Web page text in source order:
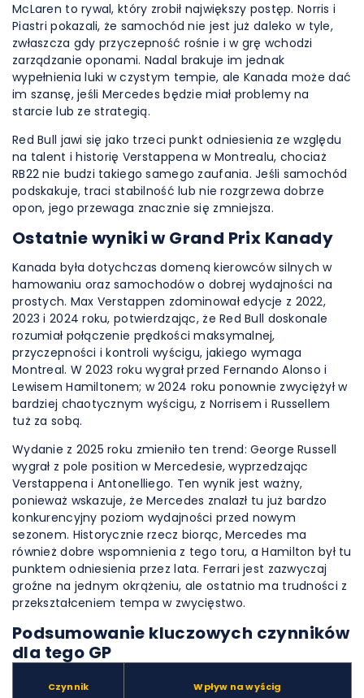
McLaren to rywal, który zrobił największy postęp. Norris i
Piastri pokazali, że samochód nie jest już daleko w tyle,
zwłaszcza gdy przyczepność rośnie i w grę wchodzi
zarządzanie oponami. Nadal brakuje im jednak
wypełnienia luki w czystym tempie, ale Kanada może dać
im szansę, jeśli Mercedes będzie miał problemy na
starcie lub ze strategią.
Red Bull jawi się jako trzeci punkt odniesienia ze względu
na talent i historię Verstappena w Montrealu, chociaż
RB22 nie budzi takiego samego zaufania. Jeśli samochód
podskakuje, traci stabilność lub nie rozgrzewa dobrze
opon, jego przewaga znacznie się zmniejsza.
Ostatnie wyniki w Grand Prix Kanady
Kanada była dotychczas domeną kierowców silnych w
hamowaniu oraz samochodów o dobrej wydajności na
prostych. Max Verstappen zdominował edycje z 2022,
2023 i 2024 roku, potwierdzając, że Red Bull doskonale
rozumiał połączenie prędkości maksymalnej,
przyczepności i kontroli wyścigu, jakiego wymaga
Montreal. W 2023 roku wygrał przed Fernando Alonso i
Lewisem Hamiltonem; w 2024 roku ponownie zwyciężył w
bardziej chaotycznym wyścigu, z Norrisem i Russellem
tuż za sobą.
Wydanie z 2025 roku zmieniło ten trend: George Russell
wygrał z pole position w Mercedesie, wyprzedzając
Verstappena i Antonelliego. Ten wynik jest ważny,
ponieważ wskazuje, że Mercedes znalazł tu już bardzo
konkurencyjny poziom wydajności przed nowym
sezonem. Historycznie rzecz biorąc, Mercedes ma
również dobre wspomnienia z tego toru, a Hamilton był tu
punktem odniesienia przez lata. Ferrari jest zazwyczaj
groźne na jednym okrążeniu, ale ostatnio ma trudności z
przekształceniem tempa w zwycięstwo.
Podsumowanie kluczowych czynników
dla tego GP
Czynnik Wpływ na wyścig